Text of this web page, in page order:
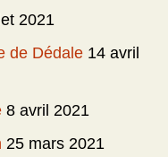
2021
de Dédale 14 avril
8 avril 2021
25 mars 2021